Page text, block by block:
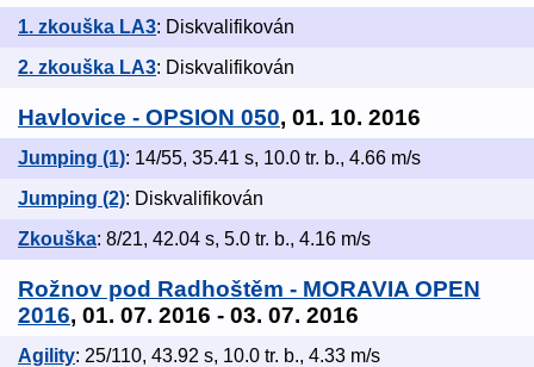
1. zkouška LA3: Diskvalifikován
2. zkouška LA3: Diskvalifikován
Havlovice - OPSION 050, 01. 10. 2016
Jumping (1): 14/55, 35.41 s, 10.0 tr. b., 4.66 m/s
Jumping (2): Diskvalifikován
Zkouška: 8/21, 42.04 s, 5.0 tr. b., 4.16 m/s
Rožnov pod Radhoštěm - MORAVIA OPEN
2016, 01. 07. 2016 - 03. 07. 2016
Agility: 25/110, 43.92 s, 10.0 tr. b., 4.33 m/s